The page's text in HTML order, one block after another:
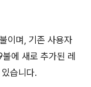
이며, 기존 사용자
에 새로 추가된 레
습니다.